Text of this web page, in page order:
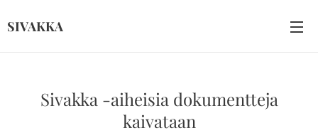
SIVAKKA
Sivakka -aiheisia dokumentteja
kaivataan